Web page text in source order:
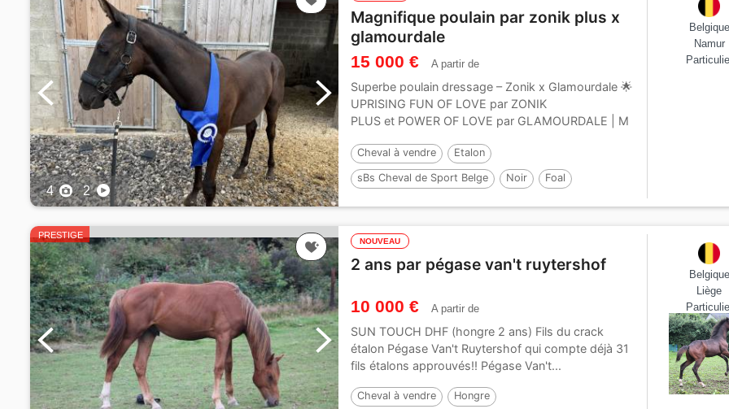
4 2
Magnifique poulain par zonik plus x
glamourdale
15 000 € A partir de
Superbe poulain dressage – Zonik x Glamourdale 🌟
UPRISING FUN OF LOVE par ZONIK
PLUS et POWER OF LOVE par GLAMOURDALE | M
Cheval à vendre Etalon
sBs Cheval de Sport Belge Noir Foal
Belgique
Namur
PRESTIGE
NOUVEAU
2 ans par pégase van't ruytershof
10 000 € A partir de
SUN TOUCH DHF (hongre 2 ans) Fils du crack
étalon Pégase Van't Ruytershof qui compte déjà 31
fils étalons approuvés!! Pégase Van't...
Cheval à vendre Hongre
Belgique
Liège